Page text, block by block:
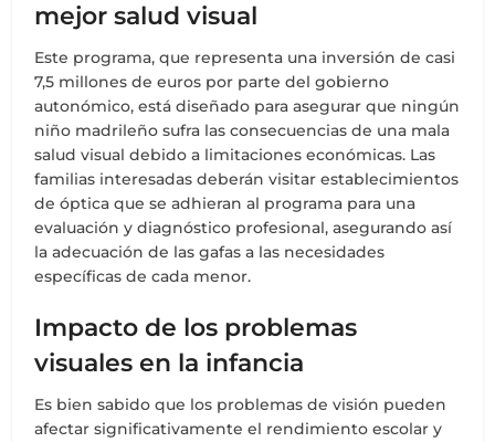
mejor salud visual
Este programa, que representa una inversión de casi
7,5 millones de euros por parte del gobierno
autonómico, está diseñado para asegurar que ningún
niño madrileño sufra las consecuencias de una mala
salud visual debido a limitaciones económicas. Las
familias interesadas deberán visitar establecimientos
de óptica que se adhieran al programa para una
evaluación y diagnóstico profesional, asegurando así
la adecuación de las gafas a las necesidades
específicas de cada menor.
Impacto de los problemas
visuales en la infancia
Es bien sabido que los problemas de visión pueden
afectar significativamente el rendimiento escolar y